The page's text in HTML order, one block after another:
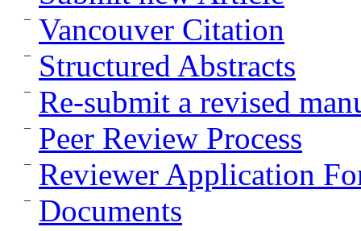
Vancouver Citation
Structured Abstracts
Re-submit a revised
Peer Review Process
Reviewer Application
Documents